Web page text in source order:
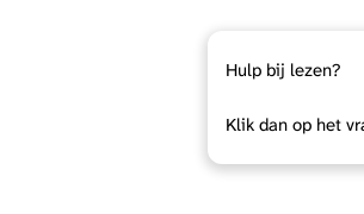
Hulp bij lezen?
Klik dan op het